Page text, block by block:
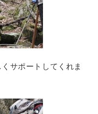
サポートしてくれま